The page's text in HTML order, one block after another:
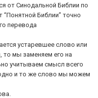
от Синодальной Библии по
Библии” точно
перевода
устаревшее слово или
то мы заменяем его на
учитываем смысл всего
и то же слово мы можем